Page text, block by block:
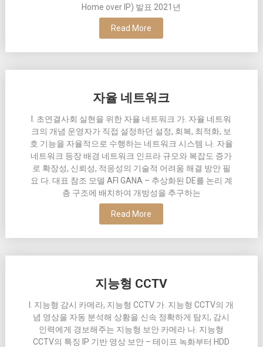
Home over IP) 발표 2021년
Read More
자율 네트워크
I. 초연결사회 실현을 위한 자율 네트워크 가. 자율 네트워
크의 개념 운영자가 직접 설정하던 설정, 회복, 최적화, 보
호 기능을 자율적으로 수행하는 네트워크 시스템 나. 자율
네트워크 등장 배경 네트워크 인프라 규모와 복잡도 증가
로 확장성, 신뢰성, 적응성의 기술적 어려움 해결 방안 필
요 다. 대표 참조 모델 AFI GANA – 추상화된 DE를 논리 계
층 구조에 배치하여 개방성을 추구하는
Read More
지능형 CCTV
I. 지능형 감시 카메라, 지능형 CCTV 가. 지능형 CCTV의 개
념 영상을 자동 분석해 상황을 신속 정확하게 탐지, 감시
인력에게 경보해주는 지능형 보안 카메라 나. 지능형
CCTV의 특징 IP 기반 영상 보안 – 테이프 녹화부터 HDD